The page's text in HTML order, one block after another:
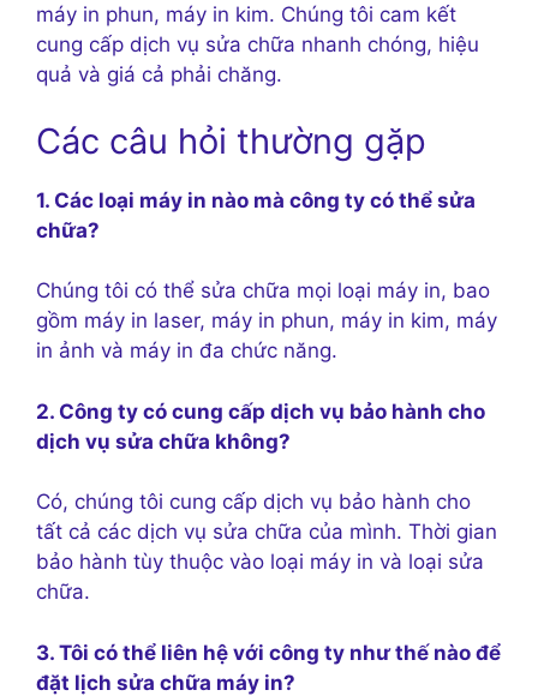
máy in phun, máy in kim. Chúng tôi cam kết
cung cấp dịch vụ sửa chữa nhanh chóng, hiệu
quả và giá cả phải chăng.
Các câu hỏi thường gặp
1. Các loại máy in nào mà công ty có thể sửa
chữa?
Chúng tôi có thể sửa chữa mọi loại máy in, bao
gồm máy in laser, máy in phun, máy in kim, máy
in ảnh và máy in đa chức năng.
2. Công ty có cung cấp dịch vụ bảo hành cho
dịch vụ sửa chữa không?
Có, chúng tôi cung cấp dịch vụ bảo hành cho
tất cả các dịch vụ sửa chữa của mình. Thời gian
bảo hành tùy thuộc vào loại máy in và loại sửa
chữa.
3. Tôi có thể liên hệ với công ty như thế nào để
đặt lịch sửa chữa máy in?